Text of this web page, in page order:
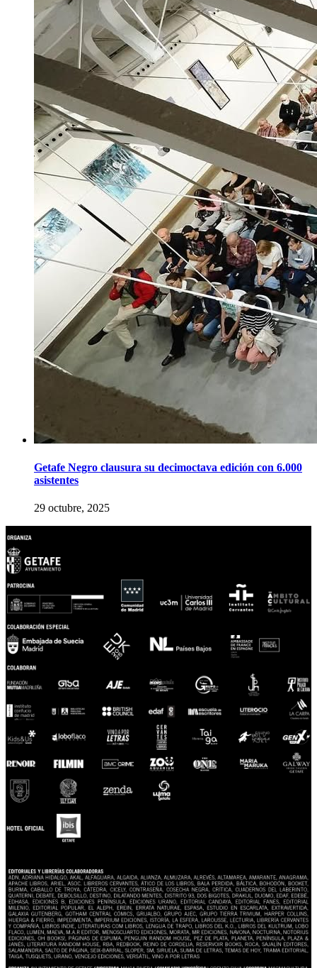
Getafe Negro clausura su decimoctava edición con 6.000
asistentes
29 octubre, 2025